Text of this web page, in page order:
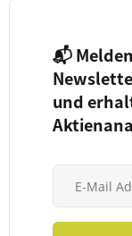
📬
und